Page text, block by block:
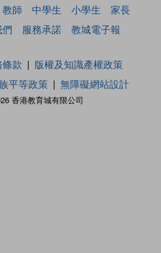
教師 中學生 小學生
家長
服務承諾 教城電子報
香港教育城有限公司
款
版權及知識產權政策
平等政策 無障礙網站設計